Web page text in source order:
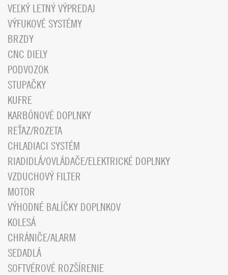
VEĽKÝ LETNÝ VÝPREDAJ
VÝFUKOVÉ SYSTÉMY
BRZDY
CNC DIELY
PODVOZOK
STUPAČKY
KUFRE
KARBÓNOVÉ DOPLNKY
REŤAZ/ROZETA
CHLADIACI SYSTÉM
RIADIDLÁ/OVLÁDAČE/ELEKTRICKÉ DOPLNKY
VZDUCHOVÝ FILTER
MOTOR
VÝHODNÉ BALÍČKY DOPLNKOV
KOLESÁ
CHRÁNIČE/ALARM
SEDADLÁ
SOFTVÉROVÉ ROZŠÍRENIE